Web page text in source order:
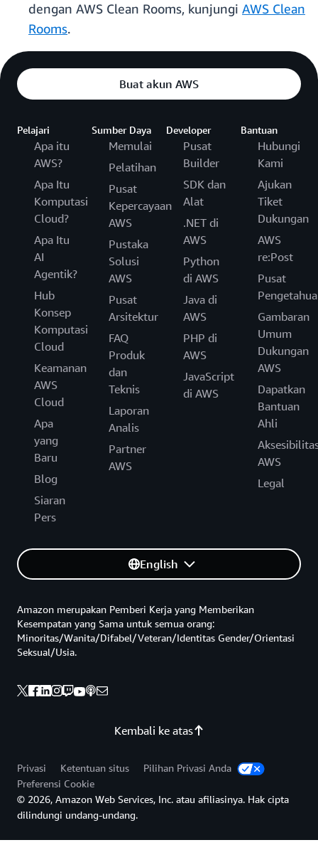
dengan AWS Clean Rooms, kunjungi AWS Clean
Rooms.
Buat akun AWS
Pelajari
Apa itu
AWS?
Apa Itu
Komputasi
Cloud?
Apa Itu
AI
Agentik?
Hub
Konsep
Komputasi
Cloud
Keamanan
AWS
Cloud
Apa
yang
Baru
Blog
Siaran
Pers
Sumber Daya
Memulai
Pelatihan
Pusat
Kepercayaan
AWS
Pustaka
Solusi
AWS
Pusat
Arsitektur
FAQ
Produk
dan
Teknis
Laporan
Analis
Partner
AWS
Developer
Pusat
Builder
SDK dan
Alat
.NET di
AWS
Python
di AWS
Java di
AWS
PHP di
AWS
JavaScript
di AWS
Bantuan
Hubungi
Kami
Ajukan
Tiket
Dukungan
AWS
re:Post
Pusat
Gambaran
Umum
Dukungan
AWS
Dapatkan
Bantuan
Ahli
AWS
Legal
English
Kembali ke atas
Amazon merupakan Pemberi Kerja yang Memberikan
Kesempatan yang Sama untuk semua orang:
Minoritas/Wanita/Difabel/Veteran/Identitas Gender/Orientasi
Seksual/Usia.
Privasi Ketentuan situs
Pilihan Privasi Anda
Preferensi Cookie
© 2026, Amazon Web Services, Inc. atau afiliasinya. Hak cipta
dilindungi undang-undang.